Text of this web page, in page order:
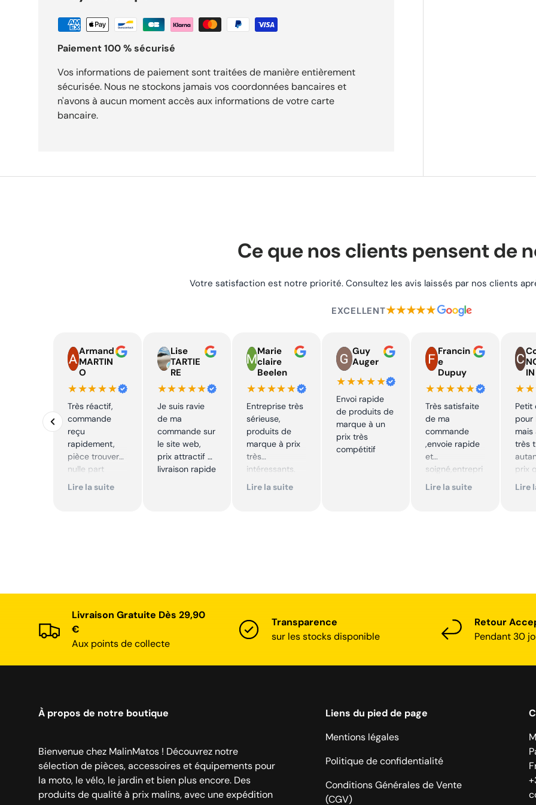
premier regard. Usage : chaussure lifestyle pour un port cohérent avec son profil. Expédition
Paiement 100 % sécurisé
Vos informations de paiement sont traitées de manière entièrement
sécurisée. Nous ne stockons jamais vos coordonnées bancaires et
n'avons à aucun moment accès aux informations de votre carte
bancaire.
Ce que nos clients pensent de
Votre satisfaction est notre priorité. Consultez les avis laissés par nos clients
EXCELLENT★★★★★
Armand
MARTIN
O
★★★★★
Très réactif,
commande
reçu
rapidement,
pièce trouver
nulle part
ailleurs et
Lire la suite
Lise
TARTIE
RE
★★★★★
Je suis ravie
de ma
commande sur
le site web,
prix attractif et
livraison rapide
Marie
claire
Beelen
★★★★★
Entreprise très
sérieuse,
produits de
marque à prix
très
intéressants.
Excellent suivi !
Lire la suite
Guy
Auger
★★★★★
Envoi rapide
de produits de
marque à un
prix très
compétitif
Francin
e
Dupuy
★★★★★
Très satisfaite
de ma
commande
,envoie rapide
et
soigné,entrepri
se sérieuse
Lire la suite
IN
Petit
pour
mais
très
prix
Lire
Livraison Gratuite Dès 29,90
€
Aux points de collecte
Transparence
sur les stocks disponible
Retour
Pendant 30
À propos de notre boutique
Bienvenue chez MalinMatos ! Découvrez notre
sélection de pièces, accessoires et équipements pour
la moto, le vélo, le jardin et bien plus encore. Des
produits de qualité à prix malins, avec une expédition
Liens du pied de page
Mentions légales
Politique de confidentialité
Conditions Générales de Vente
(CGV)